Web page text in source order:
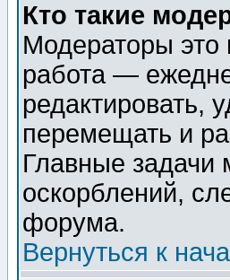
Кто такие
Модераторы это
работа —
редактировать,
перемещать и
Главные задачи
оскорблений,
форума.
Вернуться к